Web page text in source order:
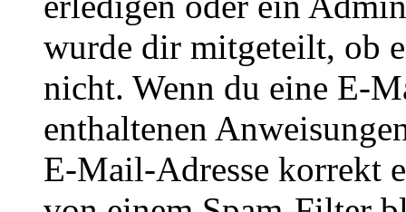
wurde dir mitgeteilt, ob
nicht. Wenn du eine E-
enthaltenen
E-Mail-Adresse korrekt